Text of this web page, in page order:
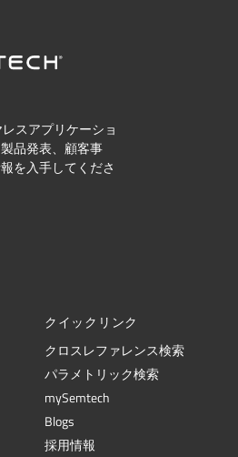
スアプリケーショ
品発表、顧客事
を入手してくださ
クイックリンク
クロスレファレンス検索
パラメトリック検索
mySemtech
Blogs
採用情報